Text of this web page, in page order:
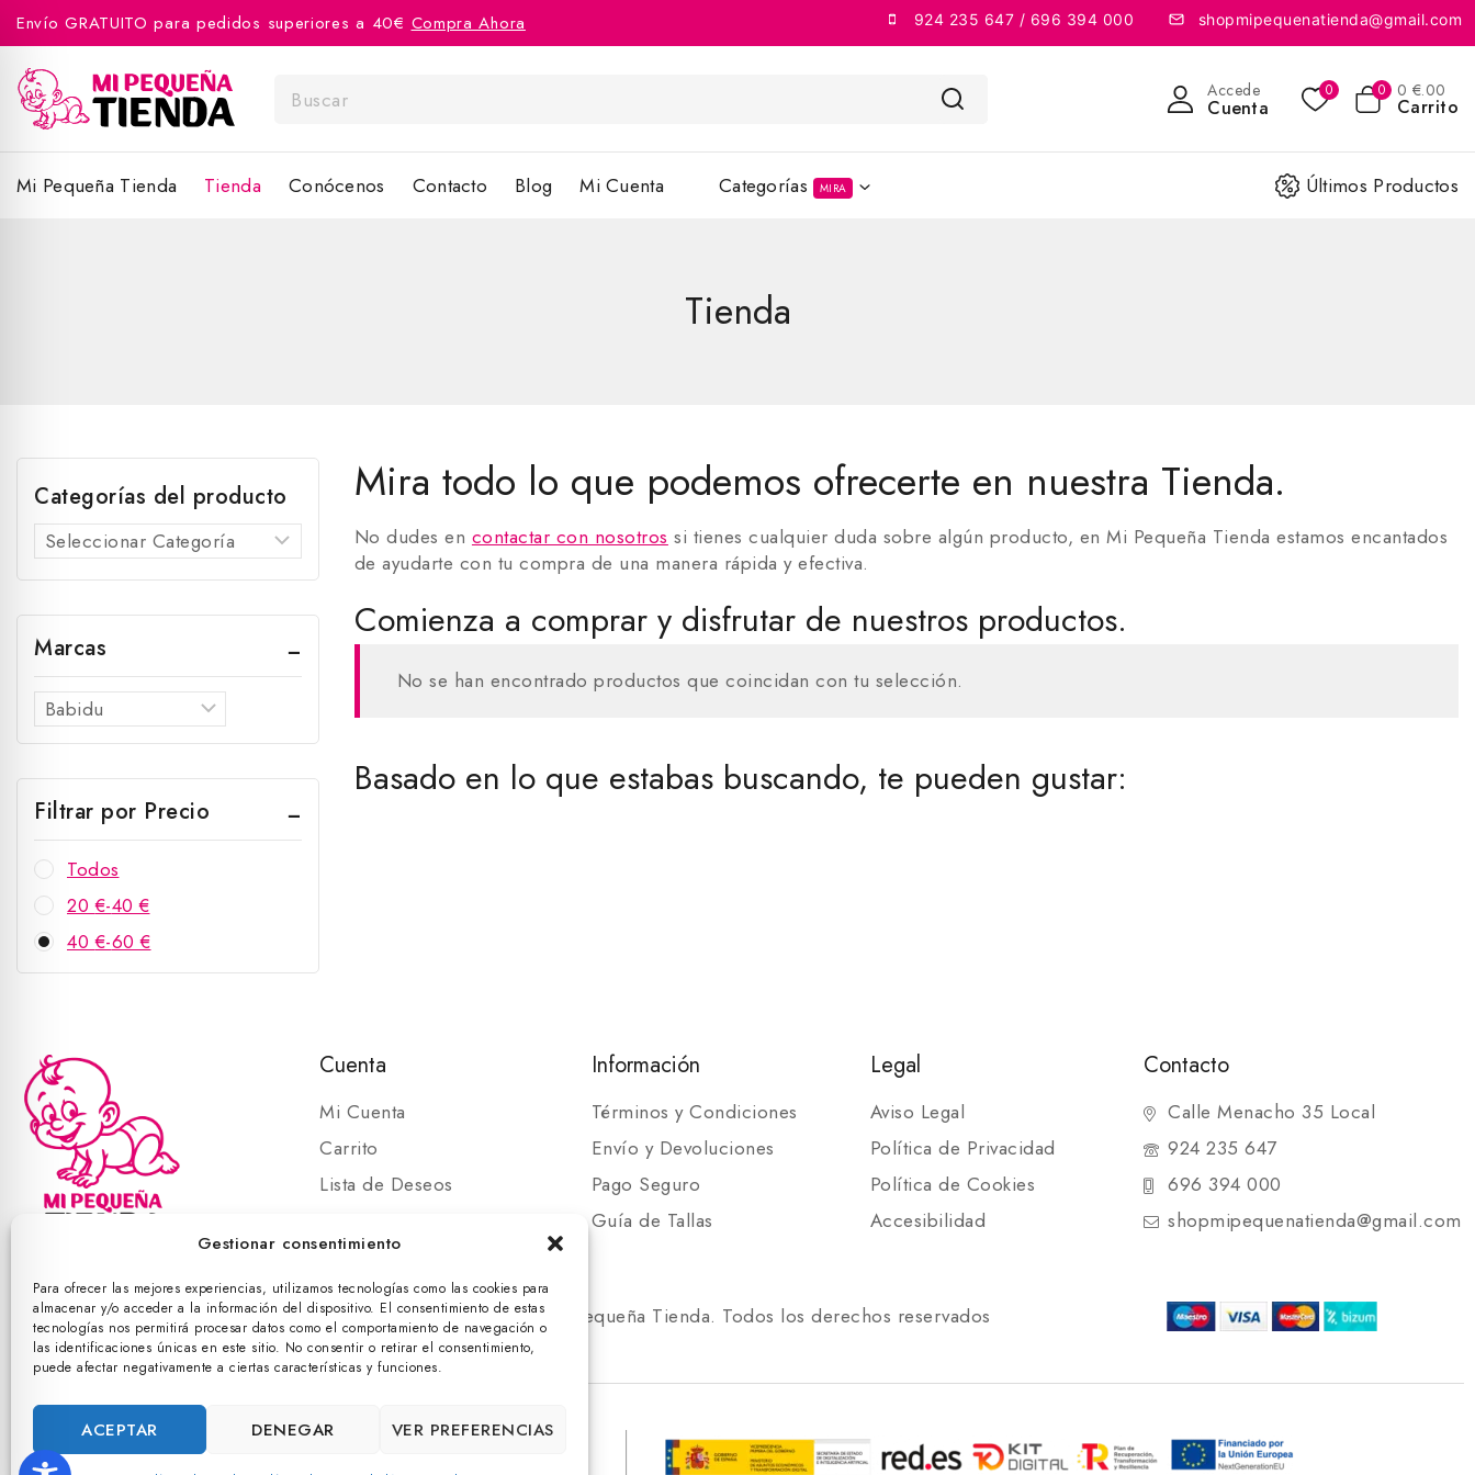
Gestionar consentimiento
Para ofrecer las mejores experiencias, utilizamos tecnologías como las cookies para
almacenar y/o acceder a la información del dispositivo. El consentimiento de estas
tecnologías nos permitirá procesar datos como el comportamiento de navegación o
las identificaciones únicas en este sitio. No consentir o retirar el consentimiento,
puede afectar negativamente a ciertas características y funciones.
ACEPTAR DENEGAR VER PREFERENCIAS
Envío GRATUITO para pedidos superiores a 40€ Compra Ahora 924 235 647 / 696 394 000 shopmipequenatienda@gmail.com
Accede
Cuenta
0 0 0 €.00
Carrito
Mi Pequeña Tienda Tienda Conócenos Contacto Blog Mi Cuenta Categorías MIRA Últimos Productos
Tienda
Mira todo lo que podemos ofrecerte en nuestra Tienda.
No dudes en contactar con nosotros si tienes cualquier duda sobre algún producto, en Mi Pequeña Tienda estamos encantados
de ayudarte con tu compra de una manera rápida y efectiva.
Comienza a comprar y disfrutar de nuestros productos.
No se han encontrado productos que coincidan con tu selección.
Basado en lo que estabas buscando, te pueden gustar:
Categorías del producto
Marcas
Filtrar por Precio
Todos
20€-40€
40€-60€
Cuenta
Mi Cuenta
Carrito
Lista de Deseos
Información
Términos y Condiciones
Envío y Devoluciones
Pago Seguro
Guía de Tallas
Legal
Aviso Legal
Política de Privacidad
Política de Cookies
Accesibilidad
Contacto
Calle Menacho 35 Local
924 235 647
696 394 000
shopmipequenatienda@gmail.com
© 2025 Mi Pequeña Tienda. Todos los derechos reservados